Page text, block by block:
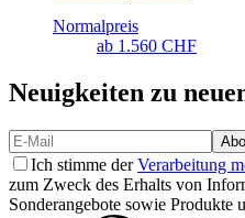
Normalpreis
ab 1.560 CHF
Neuigkeiten zu
Ich stimme derVerarbeitung
zum Zweck des Erhalts von
Sonderangebote sowie Produkte